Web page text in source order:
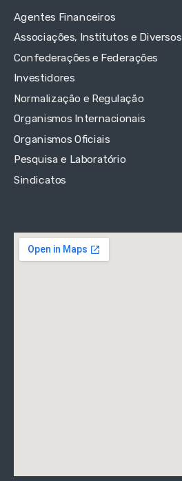
Agentes Financeiros
Associações, Institutos e Diversos
Confederações e Federações
Investidores
Normalização e Regulação
Organismos Internacionais
Organismos Oficiais
Pesquisa e Laboratório
Sindicatos